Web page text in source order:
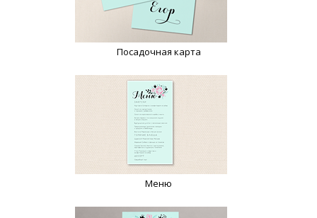
Посадочная карта
Меню